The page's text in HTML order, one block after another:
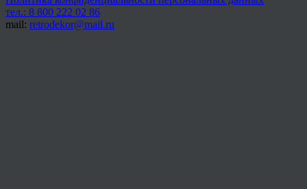
тел.: 8 800 222 02 86
mail: retrodekor@mail.ru